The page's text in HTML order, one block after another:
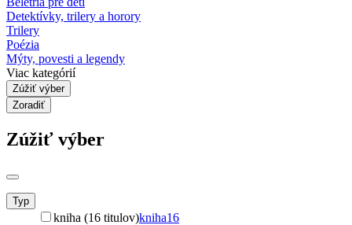
Detektívky, trilery a horory
Trilery
Poézia
Mýty, povesti a legendy
Viac kategórií
Zúžiť výber
Zoradiť
Zúžiť výber
Typ
kniha (16 titulov)kniha16